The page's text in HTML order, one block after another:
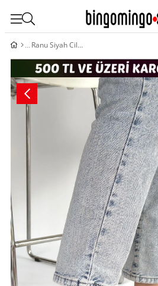
Ranu Siyah Cilt Paraşüt Detaylı Bağcıklı Spor Ayakkabı